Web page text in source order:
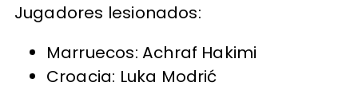
Jugadores lesionados:
Marruecos: Achraf Hakimi
Croacia: Luka Modrić